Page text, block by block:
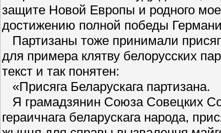
защите Новой Европы и родного
достижению полной победы
Партизаны тоже принимали
для примера клятву белорусских
текст и так понятен:
«Присяга Беларускага партизана.
Я грамадзянин Союза Совецких
гераичнага беларускага народа,